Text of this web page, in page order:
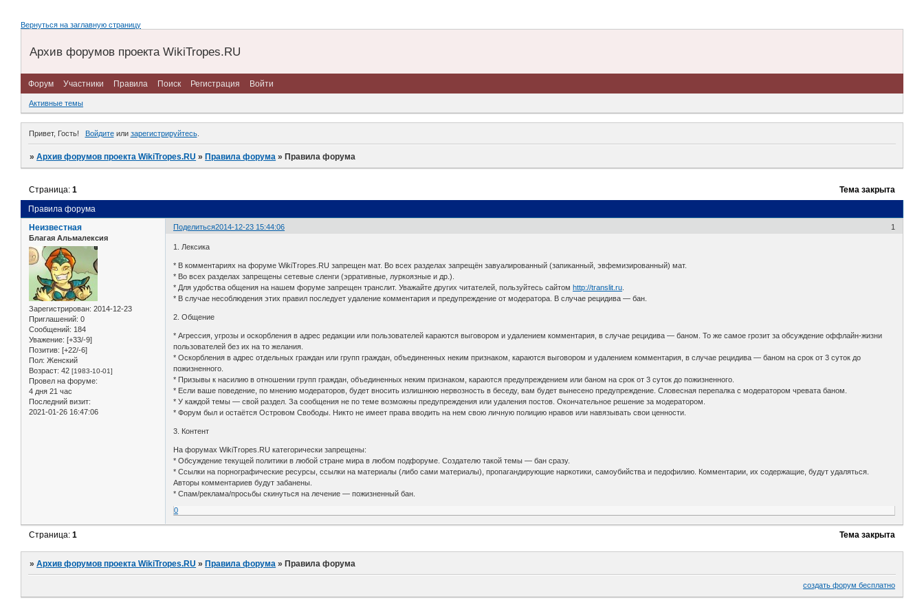
Вернуться на заглавную страницу
Архив форумов проекта WikiTropes.RU
Форум Участники Правила Поиск Регистрация Войти
Активные темы
Привет, Гость! Войдитеили зарегистрируйтесь.
»Архив форумов проекта WikiTropes.RU »Правила форума »Правила форума
Правила форума
Страница:1 Тема закрыта
Поделиться 1
2014-12-23 15:44:06
Неизвестная
Благая Альмалексия
Зарегистрирован: 2014-12-23
Приглашений: 0
Сообщений: 184
Уважение: [+33/-9]
Позитив: [+22/-6]
Пол: Женский
Возраст: 42 [1983-10-01]
Провел на форуме:
4 дня 21 час
Последний визит:
2021-01-26 16:47:06
1. Лексика
* В комментариях на форуме WikiTropes.RU запрещен мат. Во всех разделах запрещён завуалированный (запиканный, эвфемизированный) мат.
* Во всех разделах запрещены сетевые сленги (эрративные, луркоязные и др.).
* Для удобства общения на нашем форуме запрещен транслит. Уважайте других читателей, пользуйтесь сайтом http://translit.ru
* В случае несоблюдения этих правил последует удаление комментария и предупреждение от модератора. В случае рецидива — бан.
2. Общение
* Агрессия, угрозы и оскорбления в адрес редакции или пользователей караются выговором и удалением комментария, в случае рецидива — баном. То же самое грозит за обсуждение оффлайн-жизни
пользователей без их на то желания.
* Оскорбления в адрес отдельных граждан или групп граждан, объединенных неким признаком, караются выговором и удалением комментария, в случае рецидива — баном на срок от 3 суток до
пожизненного.
* Призывы к насилию в отношении групп граждан, объединенных неким признаком, караются предупреждением или баном на срок от 3 суток до пожизненного.
* Если ваше поведение, по мнению модераторов, будет вносить излишнюю нервозность в беседу, вам будет вынесено предупреждение. Словесная перепалка с модератором чревата баном.
* У каждой темы — свой раздел. За сообщения не по теме возможны предупреждения или удаления постов. Окончательное решение за модератором.
* Форум был и остаётся Островом Свободы. Никто не имеет права вводить на нем свою личную полицию нравов или навязывать свои ценности.
3. Контент
На форумах WikiTropes.RU категорически запрещены:
* Обсуждение текущей политики в любой стране мира в любом подфоруме. Создателю такой темы — бан сразу.
* Ссылки на порнографические ресурсы, ссылки на материалы (либо сами материалы), пропагандирующие наркотики, самоубийства и педофилию. Комментарии, их содержащие, будут удаляться.
Авторы комментариев будут забанены.
* Спам/реклама/просьбы скинуться на лечение — пожизненный бан.
0
Тема закрыта
Страница:1
»Архив форумов проекта WikiTropes.RU »Правила форума »Правила форума
создать форум бесплатно